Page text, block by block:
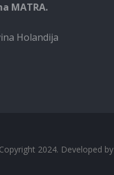
MATRA.
Copyright 2024. Developed by